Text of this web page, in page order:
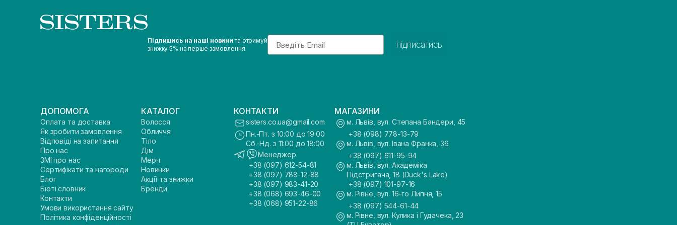
Підпишись на наші новини та отримуй
знижку 5% на перше замовлення
Email
підписатись
ДОПОМОГА
Оплата та доставка
Як зробити замовлення
Відповіді на запитання
Про нас
ЗМІ про нас
Сертифікати та нагороди
Блог
Бюті словник
Контакти
Умови використання сайту
Політика конфіденційності
КАТАЛОГ
Волосся
Обличчя
Тіло
Дім
Мерч
Новинки
Акції та знижки
Бренди
КОНТАКТИ
sisters.co.ua@gmail.com
Пн.-Пт. з 10:00 до 19:00
Сб.-Нд. з 11:00 до 18:00
Менеджер
+38 (097) 612-54-81
+38 (097) 788-12-88
+38 (097) 983-41-20
+38 (068) 693-46-00
+38 (068) 951-22-86
МАГАЗИНИ
м. Львів, вул. Степана Бандери, 45
+38 (098) 778-13-79
м. Львів, вул. Івана Франка, 36
+38 (097) 611-95-94
м. Львів, вул. Академіка
Підстригача, 1В (Duck's Lake)
+38 (097) 101-97-16
м. Рівне, вул. 16-го Липня, 15
+38 (097) 544-61-44
м. Рівне, вул. Кулика і Гудачека, 23